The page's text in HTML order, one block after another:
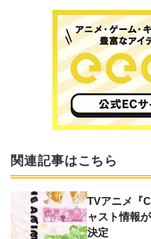
関連記事はこちら
TVアニメ『
ャスト情報
決定